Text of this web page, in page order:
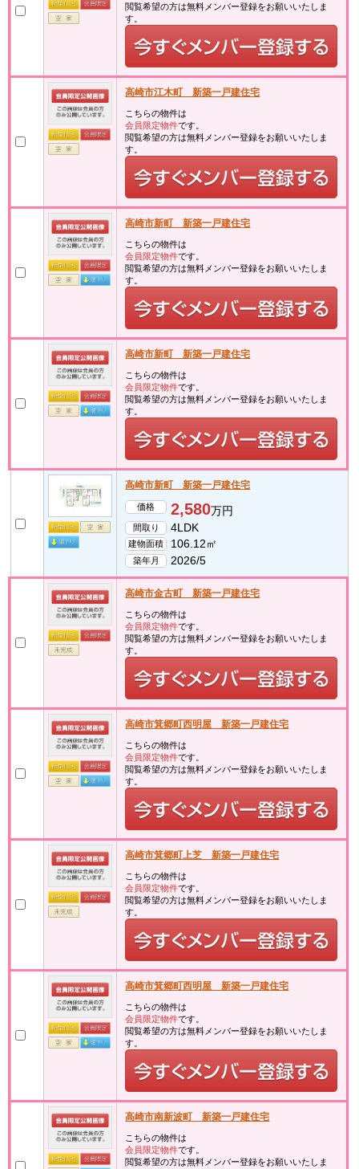
閲覧希望の方は無料メンバー登録をお願いいたしま
す。
高崎市江木町 新築一戸建住宅
こちらの物件は
会員限定物件です。
閲覧希望の方は無料メンバー登録をお願いいたしま
す。
高崎市新町 新築一戸建住宅
こちらの物件は
会員限定物件です。
閲覧希望の方は無料メンバー登録をお願いいたしま
す。
高崎市新町 新築一戸建住宅
こちらの物件は
会員限定物件です。
閲覧希望の方は無料メンバー登録をお願いいたしま
す。
高崎市新町 新築一戸建住宅
価格 2,580万円
間取り 4LDK
建物面積 106.12㎡
築年月 2026/5
高崎市金古町 新築一戸建住宅
こちらの物件は
会員限定物件です。
閲覧希望の方は無料メンバー登録をお願いいたしま
す。
高崎市箕郷町西明屋 新築一戸建住宅
こちらの物件は
会員限定物件です。
閲覧希望の方は無料メンバー登録をお願いいたしま
す。
高崎市箕郷町上芝 新築一戸建住宅
こちらの物件は
会員限定物件です。
閲覧希望の方は無料メンバー登録をお願いいたしま
す。
高崎市箕郷町西明屋 新築一戸建住宅
こちらの物件は
会員限定物件です。
閲覧希望の方は無料メンバー登録をお願いいたしま
す。
高崎市南新波町 新築一戸建住宅
こちらの物件は
会員限定物件です。
閲覧希望の方は無料メンバー登録をお願いいたしま